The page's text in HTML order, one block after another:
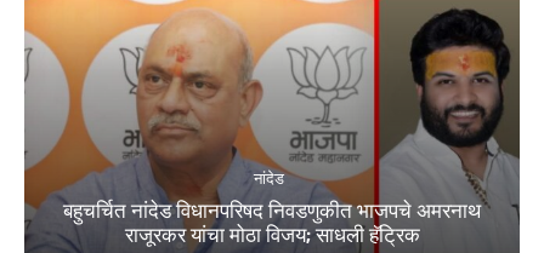
नांदेड
बहुचर्चित नांदेड विधानपरिषद निवडणुकीत भाजपचे अमरनाथ
राजूरकर यांचा मोठा विजय; साधली हॅट्रिक